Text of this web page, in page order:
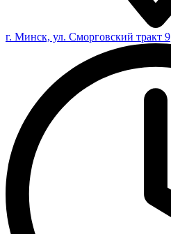
г. Минск, ул. Сморговский тракт 9